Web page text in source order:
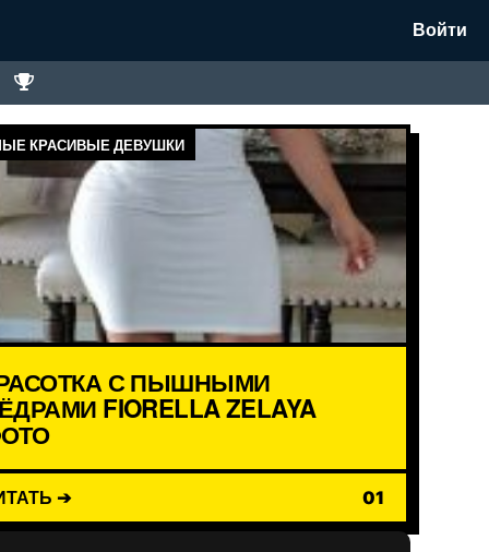
Войти
КРАСИВЫЕ ДЕВУШКИ
С ПЫШНЫМИ
FIORELLA ZELAYA
➔ 01